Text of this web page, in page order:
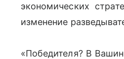
экономических
изменение
«Победителя? В